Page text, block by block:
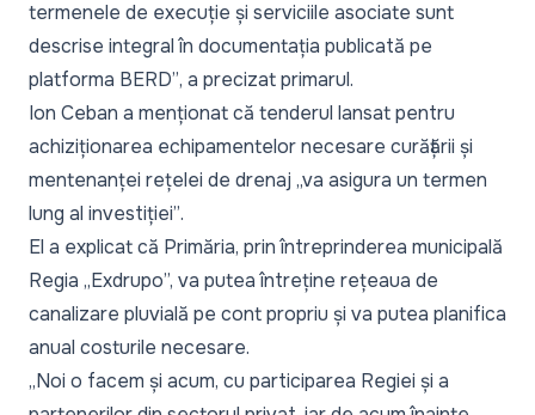
termenele de execuție și serviciile asociate sunt
descrise integral în documentația publicată pe
platforma BERD”, a precizat primarul.
Ion Ceban a menționat că tenderul lansat pentru
achiziționarea echipamentelor necesare curățării și
mentenanței rețelei de drenaj „va asigura un termen
lung al investiției”.
El a explicat că Primăria, prin întreprinderea municipală
Regia „Exdrupo”, va putea întreține rețeaua de
canalizare pluvială pe cont propriu și va putea planifica
anual costurile necesare.
„Noi o facem și acum, cu participarea Regiei și a